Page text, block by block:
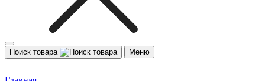
Поиск товара Меню